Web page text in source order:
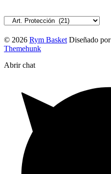
© 2026 Rym Basket Diseñado por
Themehunk
Abrir chat